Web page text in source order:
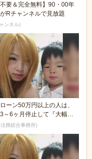
不要＆完全無料】90・00年
Rチャンネルで見放題
ンネル)
ーン50万円以上の人は、
～6ヶ月停止して『大幅に
から返済...
務総合事務所)